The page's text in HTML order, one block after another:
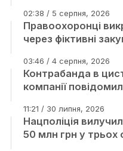
02:38 / 5 серпня, 2026
Правоохоронці
через фіктивні
03:46 / 4 серпня, 2026
Контрабанда в
компанії
11:21 / 30 липня, 2026
Нацполіція
50 млн грн у трьох